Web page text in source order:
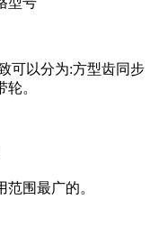
可以分为:方型齿同步
。
围最广的。